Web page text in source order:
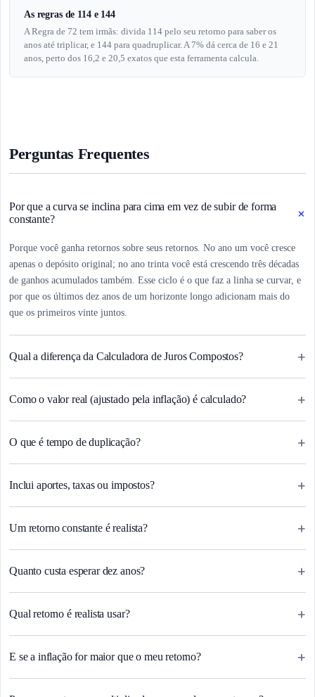
As regras de 114 e 144
A Regra de 72 tem irmãs: divida 114 pelo seu retorno para saber os
anos até triplicar, e 144 para quadruplicar. A 7% dá cerca de 16 e 21
anos, perto dos 16,2 e 20,5 exatos que esta ferramenta calcula.
Perguntas Frequentes
Por que a curva se inclina para cima em vez de subir de forma
constante?
+
Porque você ganha retornos sobre seus retornos. No ano um você cresce
apenas o depósito original; no ano trinta você está crescendo três décadas
de ganhos acumulados também. Esse ciclo é o que faz a linha se curvar, e
por que os últimos dez anos de um horizonte longo adicionam mais do
que os primeiros vinte juntos.
Qual a diferença da Calculadora de Juros Compostos? +
Como o valor real (ajustado pela inflação) é calculado? +
O que é tempo de duplicação? +
Inclui aportes, taxas ou impostos? +
Um retorno constante é realista? +
Quanto custa esperar dez anos? +
Qual retorno é realista usar? +
E se a inflação for maior que o meu retorno? +